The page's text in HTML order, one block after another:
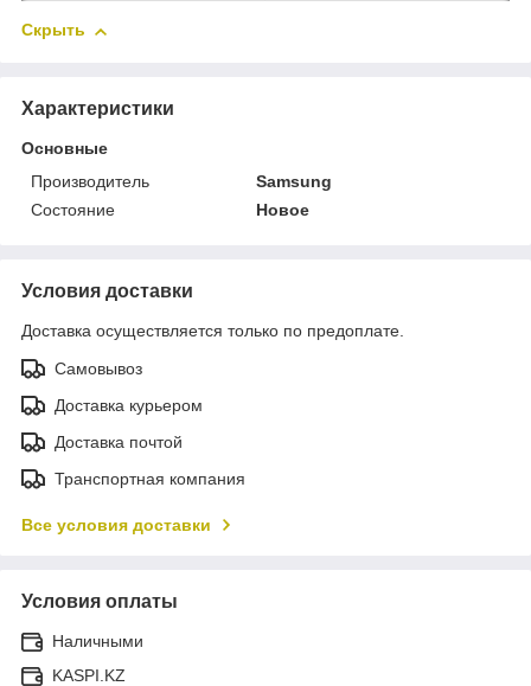
Скрыть
Характеристики
Основные
Производитель
Samsung
Состояние
Новое
Условия доставки
Доставка осуществляется только по предоплате.
Самовывоз
Доставка курьером
Доставка почтой
Транспортная компания
Все условия доставки
Условия оплаты
Наличными
KASPI.KZ